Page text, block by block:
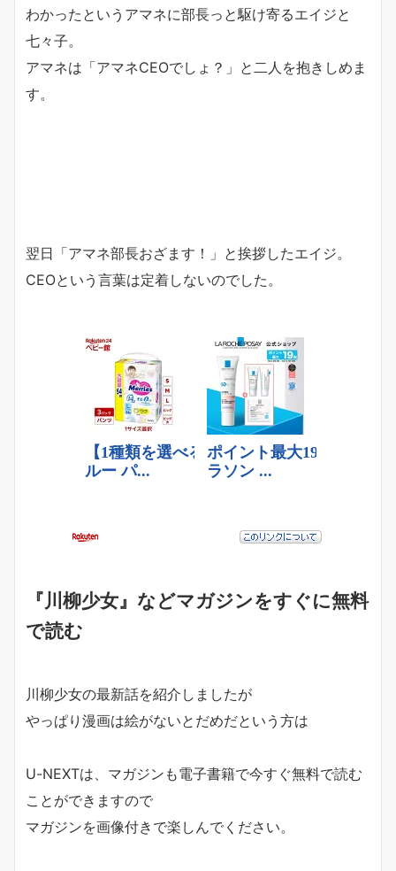
わかったというアマネに部長っと駆け寄るエイジと
七々子。
アマネは「アマネCEOでしょ？」と二人を抱きしめま
す。
翌日「アマネ部長おざます！」と挨拶したエイジ。
CEOという言葉は定着しないのでした。
『川柳少女』などマガジンをすぐに無料
で読む
川柳少女の最新話を紹介しましたが
やっぱり漫画は絵がないとだめだという方は
U-NEXTは、マガジンも電子書籍で今すぐ無料で読む
ことができますので
マガジンを画像付きで楽しんでください。